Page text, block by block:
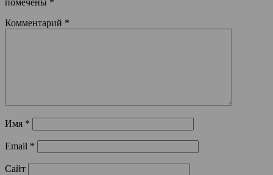
помечены *
Комментарий *
Имя *
Email *
Сайт